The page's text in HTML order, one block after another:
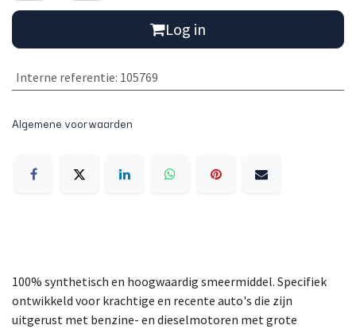
Log in
Interne referentie: 105769
Algemene voorwaarden
100% synthetisch en hoogwaardig smeermiddel. Specifiek
ontwikkeld voor krachtige en recente auto's die zijn
uitgerust met benzine- en dieselmotoren met grote